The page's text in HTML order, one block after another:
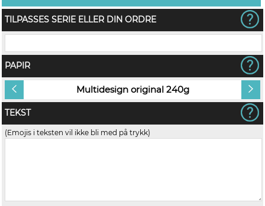
TILPASSES SERIE ELLER DIN ORDRE
PAPIR
Multidesign original 240g
TEKST
(Emojis i teksten vil ikke bli med på trykk)